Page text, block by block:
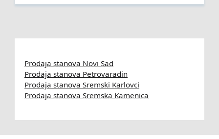
Prodaja stanova Novi Sad
Prodaja stanova Petrovaradin
Prodaja stanova Sremski Karlovci
Prodaja stanova Sremska Kamenica